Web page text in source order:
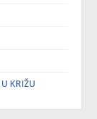
U KRIŽU